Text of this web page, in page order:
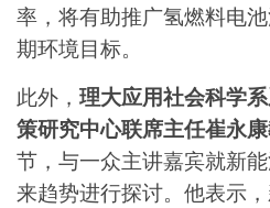
率，将有助推广氢燃料电
期环境目标。
此外， 理大应用社会科学
策研究中心联席主任崔永
节，与一众主讲嘉宾就新
来趋势进行探讨。他表示